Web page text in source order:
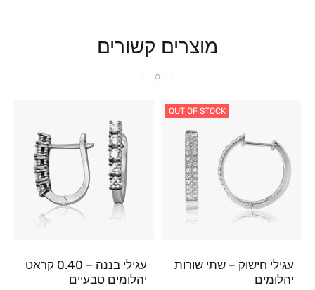
מוצרים קשורים
OUT OF STOCK
עגילי חישוק – שתי שורות
יהלומים
עגילי בננה – 0.40 קראט
יהלומים טבעיים